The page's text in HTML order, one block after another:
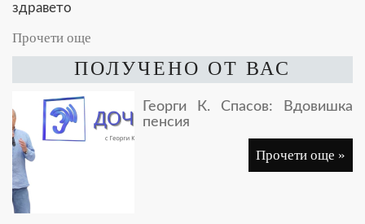
здравето
Прочети още
ПОЛУЧЕНО ОТ ВАС
Георги К. Спасов: Вдовишка
пенсия
Прочети още »